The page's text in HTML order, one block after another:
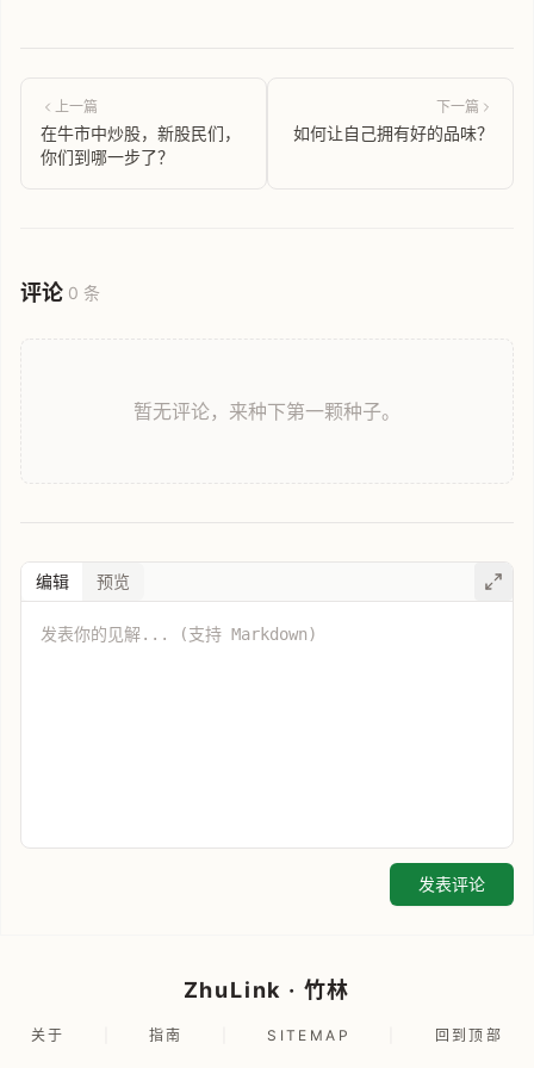
上一篇
在牛市中炒股，新股民们，
你们到哪一步了？
下一篇
如何让自己拥有好的品味？
评论 0 条
暂无评论，来种下第一颗种子。
编辑 预览
发表评论
ZhuLink · 竹林
关于 指南 SITEMAP 回到顶部